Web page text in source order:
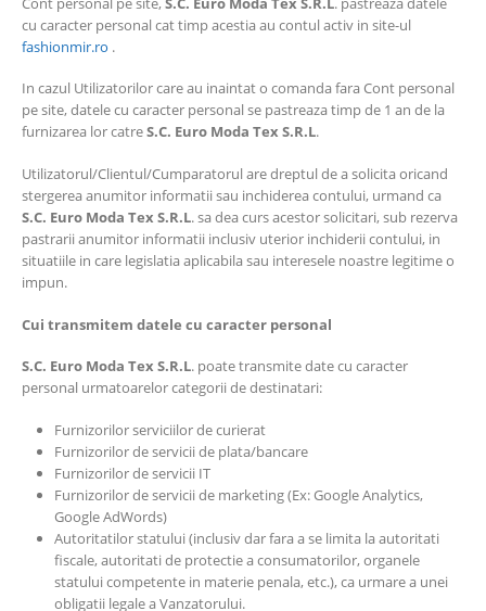
cu caracter personal cat timp acestia au contul activ in site-ul
fashionmir.ro .
In cazul Utilizatorilor care au inaintat o comanda fara Cont personal
pe site, datele cu caracter personal se pastreaza timp de 1 an de la
furnizarea lor catreS.C. Euro Moda Tex S.R.L.
Utilizatorul/Clientul/Cumparatorul are dreptul de a solicita oricand
stergerea anumitor informatii sau inchiderea contului, urmand ca
S.C. Euro Moda Tex S.R.L. sa dea curs acestor solicitari, sub rezerva
pastrarii anumitor informatii inclusiv uterior inchiderii contului, in
situatiile in care legislatia aplicabila sau interesele noastre legitime o
impun.
Cui transmitem datele cu caracter personal
S.C. Euro Moda Tex S.R.L. poate transmite date cu caracter
personal urmatoarelor categorii de destinatari:
Furnizorilor serviciilor de curierat
Furnizorilor de servicii de plata/bancare
Furnizorilor de servicii IT
Furnizorilor de servicii de marketing (Ex: Google Analytics,
Google AdWords)
Autoritatilor statului (inclusiv dar fara a se limita la autoritati
fiscale, autoritati de protectie a consumatorilor, organele
statului competente in materie penala, etc.), ca urmare a unei
obligatii legale a Vanzatorului.